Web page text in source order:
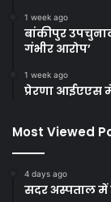
1 week ago
बांकीपुर
गंभीर आरोप’
1 week ago
प्रेरणा आईएएस
Most Viewed
4 days ago
सदर अस्पताल में